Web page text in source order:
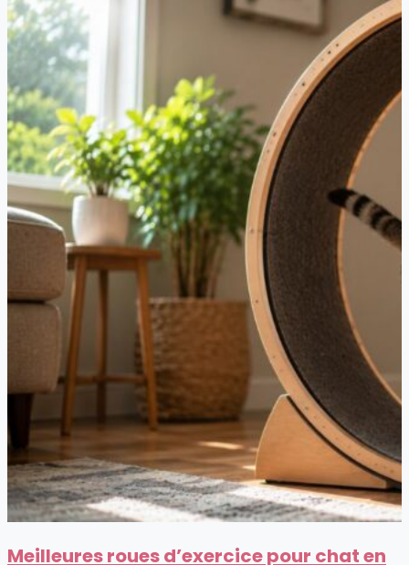
meilleures
caméras
pour
surveiller
votre
chien
ou
votre
chat
en
2026
Meilleures roues d’exercice pour chat en